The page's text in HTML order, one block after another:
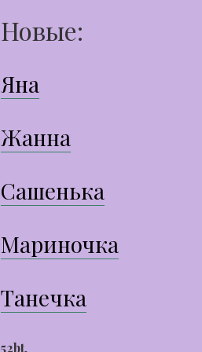
Новые:
Яна
Жанна
Сашенька
Мариночка
Танечка
52bt,